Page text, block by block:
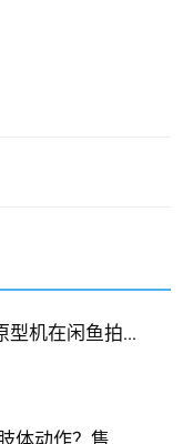
型机在闲鱼拍...
体动作？售...